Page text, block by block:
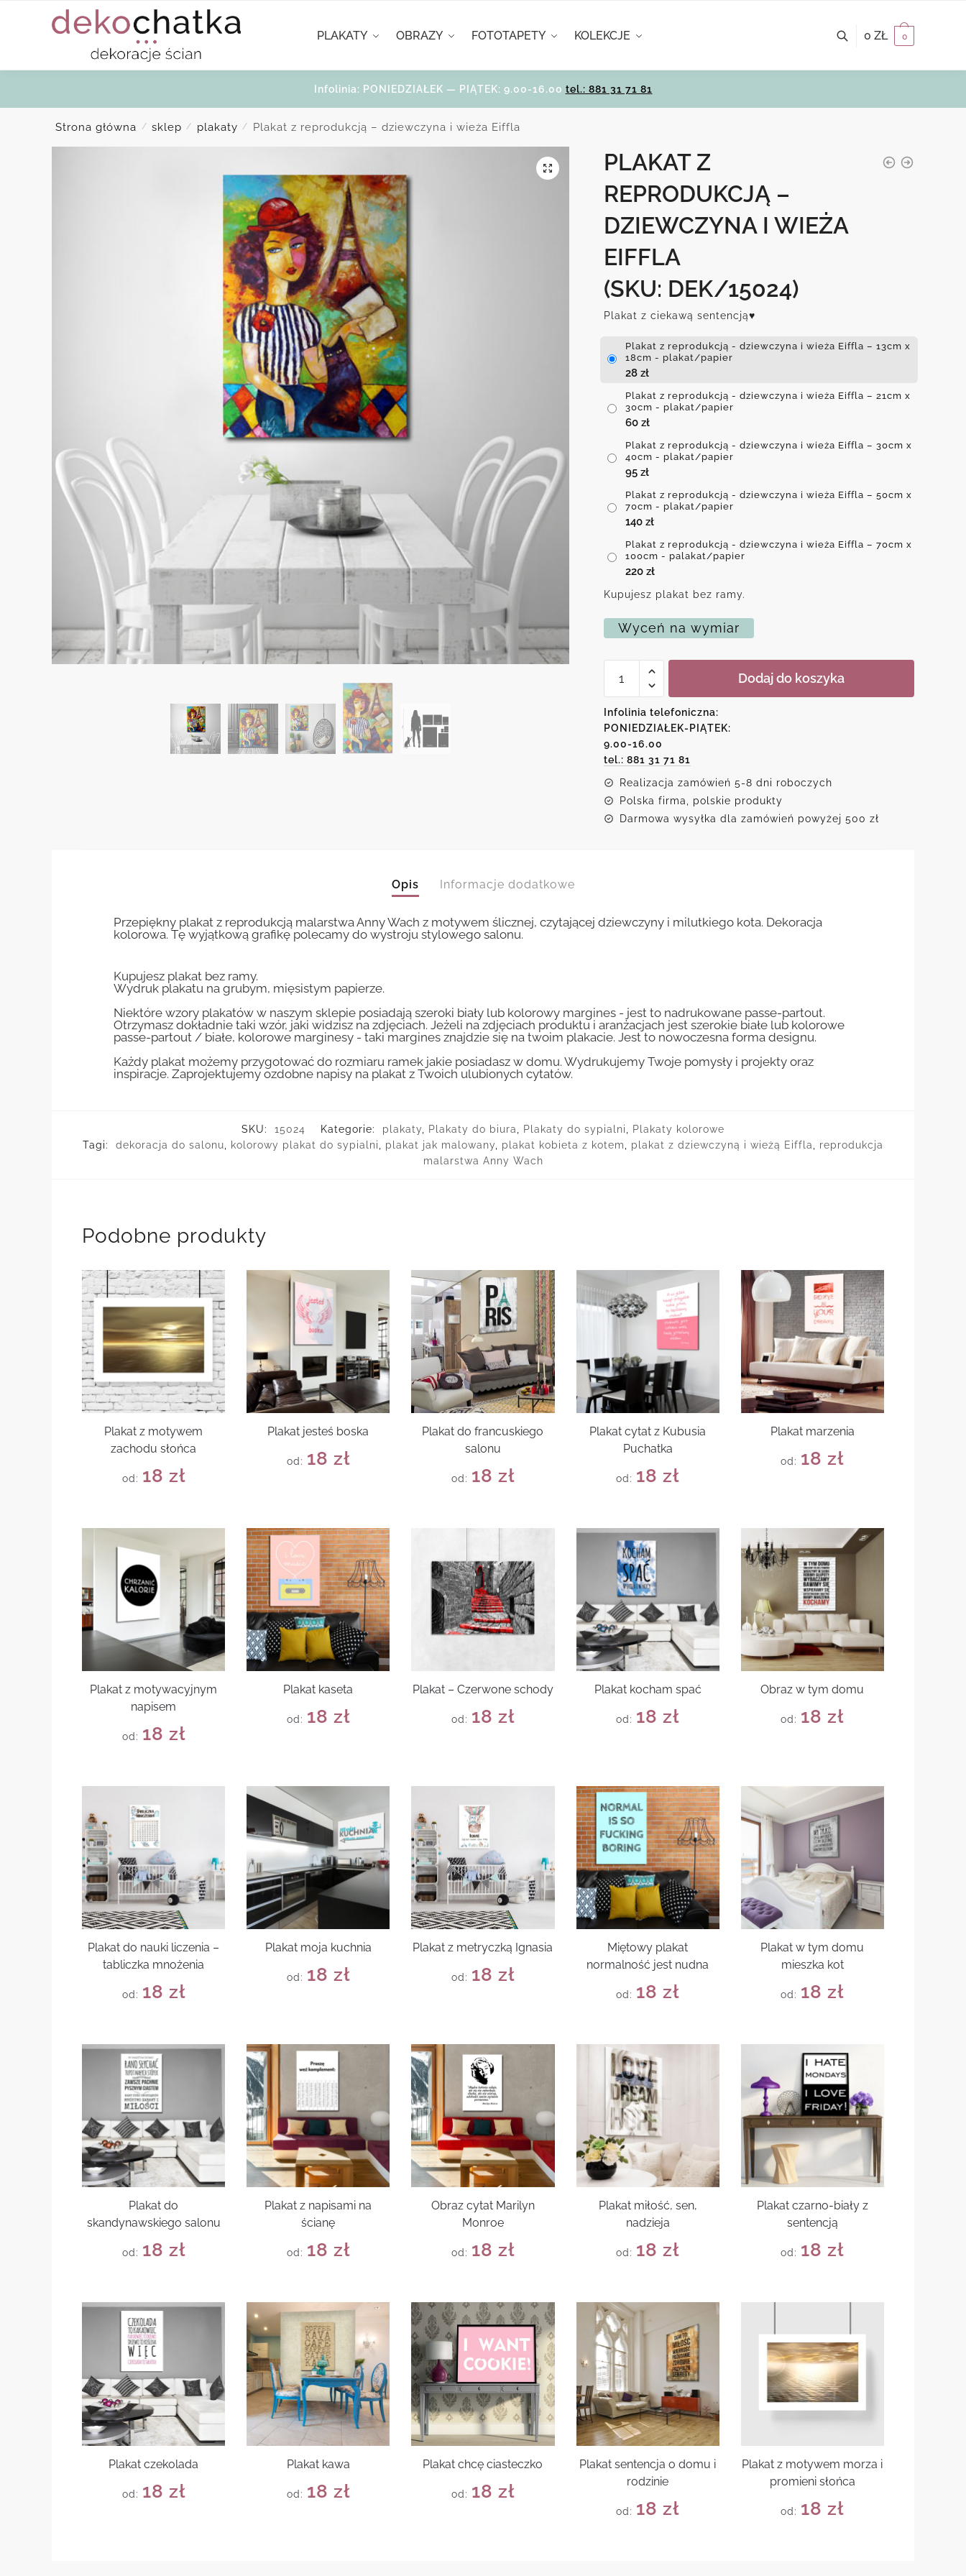
PLAKATY OBRAZY FOTOTAPETY KOLEKCJE 0 ZŁ 0
Infolinia: PONIEDZIAŁEK — PIĄTEK: 9.00-16.00 tel.: 881 31 71 81
Strona główna / sklep / plakaty / Plakat z reprodukcją – dziewczyna i wieża Eiffla
PLAKAT Z
REPRODUKCJĄ –
DZIEWCZYNA I WIEŻA
EIFFLA
(SKU: DEK/15024)
Plakat z ciekawą sentencją♥
Plakat z reprodukcją - dziewczyna i wieża Eiffla – 13cm x
18cm - plakat/papier
28 zł
Plakat z reprodukcją - dziewczyna i wieża Eiffla – 21cm x
30cm - plakat/papier
60 zł
Plakat z reprodukcją - dziewczyna i wieża Eiffla – 30cm x
40cm - plakat/papier
95 zł
Plakat z reprodukcją - dziewczyna i wieża Eiffla – 50cm x
70cm - plakat/papier
140 zł
Plakat z reprodukcją - dziewczyna i wieża Eiffla – 70cm x
100cm - palakat/papier
220 zł
Kupujesz plakat bez ramy.
Wyceń na wymiar
Plakat
-
dziewczyna
i
wieża
Eiffla
Dodaj do koszyka
Infolinia telefoniczna:
PONIEDZIAŁEK-PIĄTEK:
9.00-16.00
tel.: 881 31 71 81
Realizacja zamówień 5-8 dni roboczych
Polska firma, polskie produkty
Darmowa wysyłka dla zamówień powyżej 500 zł
Opis Informacje dodatkowe
Przepiękny plakat z reprodukcją malarstwa Anny Wach z motywem ślicznej, czytającej dziewczyny i milutkiego kota. Dekoracja
kolorowa. Tę wyjątkową grafikę polecamy do wystroju stylowego salonu.
Kupujesz plakat bez ramy.
Wydruk plakatu na grubym, mięsistym papierze.
Niektóre wzory plakatów w naszym sklepie posiadają szeroki biały lub kolorowy margines - jest to nadrukowane passe-partout.
Otrzymasz dokładnie taki wzór, jaki widzisz na zdjęciach. Jeżeli na zdjęciach produktu i aranżacjach jest szerokie białe lub kolorowe
passe-partout / białe, kolorowe marginesy - taki margines znajdzie się na twoim plakacie. Jest to nowoczesna forma designu.
Każdy plakat możemy przygotować do rozmiaru ramek jakie posiadasz w domu. Wydrukujemy Twoje pomysły i projekty oraz
inspiracje. Zaprojektujemy ozdobne napisy na plakat z Twoich ulubionych cytatów.
SKU: 15024 Kategorie: plakaty Plakaty do biura Plakaty do sypialni
Plakaty kolorowe
Tagi:
dekoracja do salonu kolorowy plakat do sypialni plakat jak malowany plakat kobieta z kotem plakat z dziewczyną i wieżą Eiffla
reprodukcja
malarstwa Anny Wach
Podobne produkty
Plakat z motywem
zachodu słońca
od: 18 zł
Plakat jesteś boska
od: 18 zł
Plakat do francuskiego
salonu
od: 18 zł
Plakat cytat z Kubusia
Puchatka
od: 18zł
Plakat marzenia
od: 18zł
Plakat z motywacyjnym
napisem
od: 18 zł
Plakat kaseta
od: 18 zł
Plakat – Czerwone schody
od: 18 zł
Plakat kocham spać
od: 18zł
Obraz w tym domu
od: 18zł
Plakat do nauki liczenia –
tabliczka mnożenia
od: 18 zł
Plakat moja kuchnia
od: 18 zł
Plakat z metryczką Ignasia
od: 18 zł
Miętowy plakat
normalność jest nudna
od: 18zł
Plakat w tym domu
mieszka kot
od: 18zł
Plakat do
skandynawskiego salonu
od: 18 zł
Plakat z napisami na
ścianę
od: 18 zł
Obraz cytat Marilyn
Monroe
od: 18 zł
Plakat miłość, sen,
nadzieja
od: 18zł
Plakat czarno-biały z
sentencją
od: 18zł
Plakat czekolada
od: 18 zł
Plakat kawa
od: 18 zł
Plakat chcę ciasteczko
od: 18 zł
Plakat sentencja o domu i
rodzinie
od: 18zł
Plakat z motywem morza i
promieni słońca
od: 18zł